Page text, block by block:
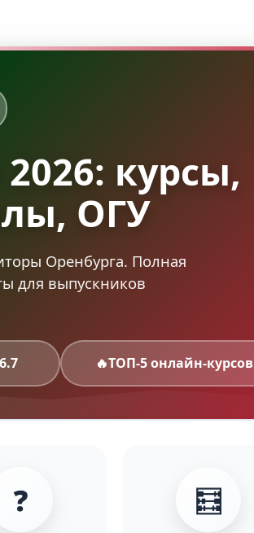
курсы,
ОГУ
Оренбурга. Полная
для выпускников
🔥ТОП-5 онлайн-курсов
❓ 🧮